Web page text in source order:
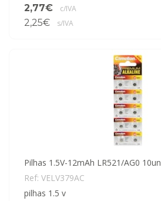
2,77€
c/IVA
2,25€ s/IVA
Pilhas 1.5V-12mAh LR521/AG0 10un
Ref: VELV379AC
pilhas 1.5 v